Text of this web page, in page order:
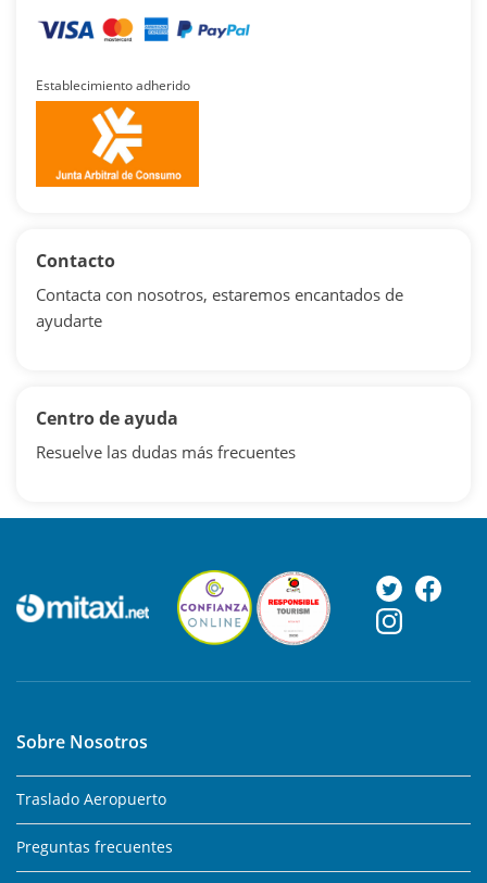
Establecimiento adherido
Contacto
Contacta con nosotros, estaremos encantados de
ayudarte
Centro de ayuda
Resuelve las dudas más frecuentes
Sobre Nosotros
Traslado Aeropuerto
Preguntas frecuentes